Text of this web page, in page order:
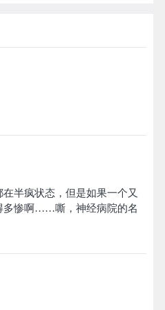
半疯状态，但是如果一个又
多惨啊……嘶，神经病院的名